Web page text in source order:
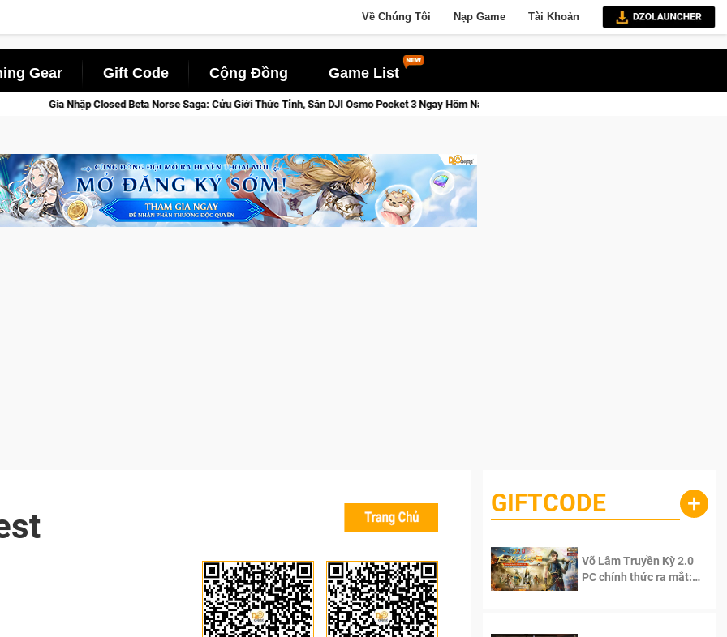
Về Chúng Tôi Nạp Game Tài Khoản
Gear Gift Code Cộng Đồng Game List
Norse Saga: Cửu Giới Thức Tỉnh, Săn DJI Osmo Pocket 3 Ngay Hôm Nay Lineage W – Quyền lực và tài phú sẽ về tay kẻ đoạt được
GIFTCODE +
Võ Lâm Truyền Kỳ 2.0
PC chính thức ra mắt: